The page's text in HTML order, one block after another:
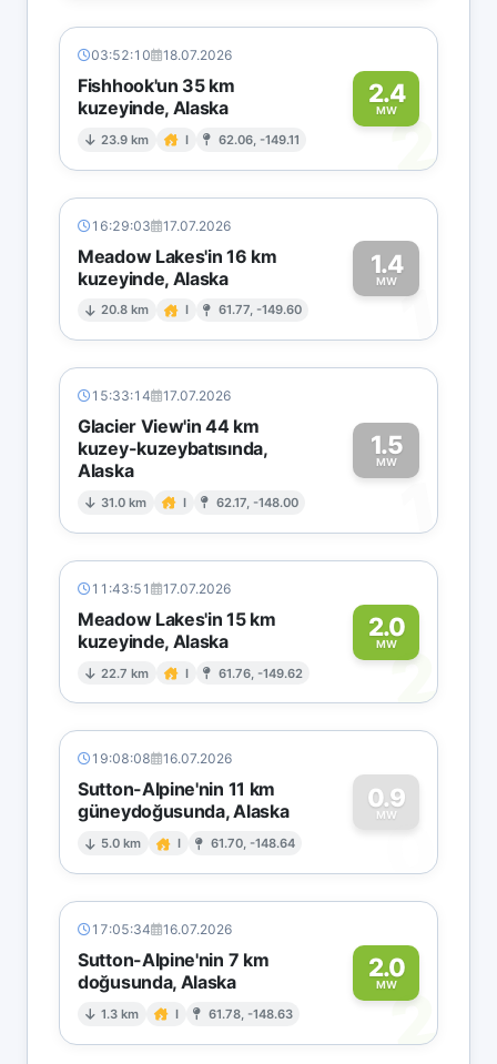
03:52:10 18.07.2026
Fishhook'un 35 km
kuzeyinde, Alaska
23.9 km I 62.06, -149.11
2.4
MW2
16:29:03 17.07.2026
Meadow Lakes'in 16 km
kuzeyinde, Alaska
20.8 km I 61.77, -149.60
1.4
MW1
15:33:14 17.07.2026
Glacier View'in 44 km
kuzey-kuzeybatısında,
Alaska
31.0 km I 62.17, -148.00
1.5
MW
1
11:43:51 17.07.2026
Meadow Lakes'in 15 km
kuzeyinde, Alaska
22.7 km I 61.76, -149.62
2.0
MW2
19:08:08 16.07.2026
Sutton-Alpine'nin 11 km
güneydoğusunda, Alaska
5.0 km I 61.70, -148.64
0.9
MW
0
17:05:34 16.07.2026
Sutton-Alpine'nin 7 km
doğusunda, Alaska
1.3 km I 61.78, -148.63
2.0
MW2